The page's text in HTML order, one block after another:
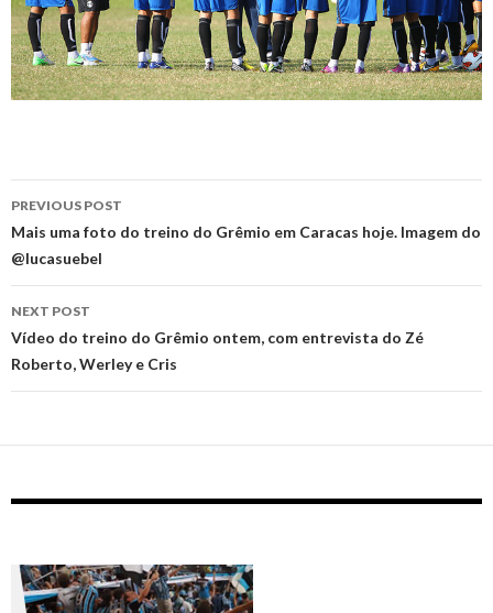
Post
navigation
PREVIOUS POST
Mais uma foto do treino do Grêmio em Caracas hoje. Imagem do
@lucasuebel
NEXT POST
Vídeo do treino do Grêmio ontem, com entrevista do Zé
Roberto, Werley e Cris